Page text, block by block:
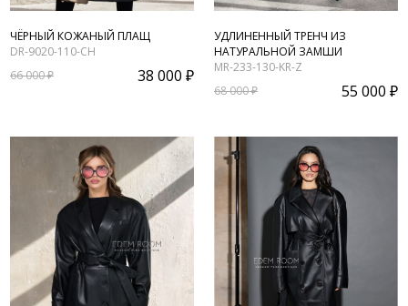
ЧЁРНЫЙ КОЖАНЫЙ ПЛАЩ
DR-9020-110-CH
66 000 ₽
38 000 ₽
УДЛИНЕННЫЙ ТРЕНЧ ИЗ
НАТУРАЛЬНОЙ ЗАМШИ
MR-233-130-KR-Z
68 000 ₽
55 000 ₽